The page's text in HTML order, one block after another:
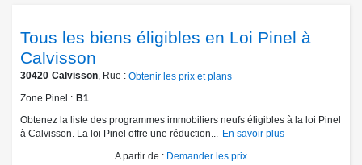
Tous les biens éligibles en Loi Pinel à
Calvisson
30420 Calvisson , Rue : Obtenir les prix et plans
Zone Pinel
B1
Obtenez la liste des programmes immobiliers neufs éligibles à la loi Pinel
à Calvisson. La loi Pinel offre une réduction...
En savoir plus
A partir de : Demander les prix